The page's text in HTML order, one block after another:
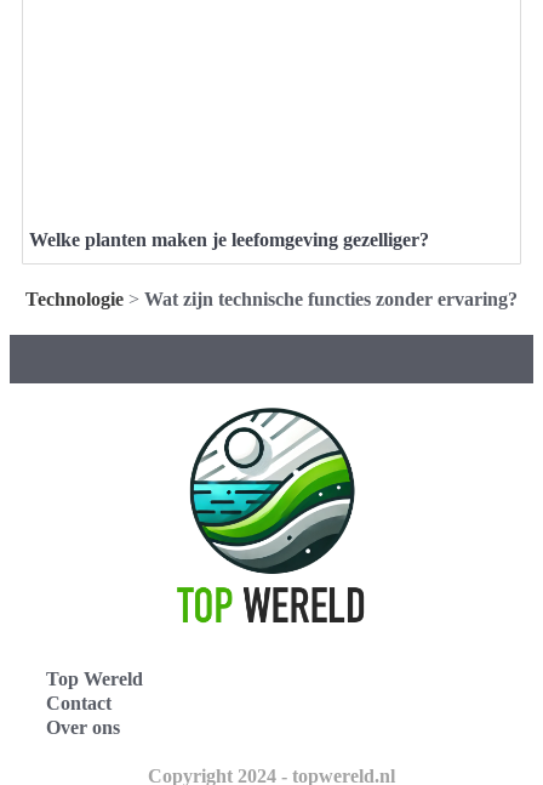
Welke planten maken je leefomgeving gezelliger?
Technologie > Wat zijn technische functies zonder ervaring?
Top Wereld
Contact
Over ons
Copyright 2024 - topwereld.nl